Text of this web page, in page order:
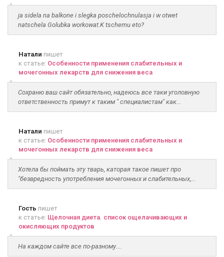
ja sidela na balkone i slegka poschelochnulasja i w otwet
natschela Golubka workowat.K tschemu eto?
Натали пишет
к статье: Особенности применения слабительных и
мочегонных лекарств для снижения веса
Сохраню ваш сайт обязательно, надеюсь все таки уголовную
ответственность примут к таким " специалистам" как...
Натали пишет
к статье: Особенности применения слабительных и
мочегонных лекарств для снижения веса
Хотела бы поймать эту тварь, каторая такое пишет про
"безвредность употребления мочегонных и слабительных,...
Гость пишет
к статье: Щелочная диета. список ощелачивающих и
окисляющих продуктов
На каждом сайте все по-разному....